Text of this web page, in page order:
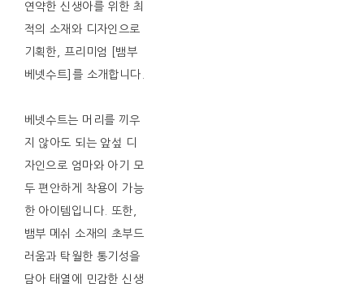
연약한 신생아를 위한 최
적의 소재와 디자인으로
기획한, 프리미엄 [뱀부
베넷수트]를 소개합니다.
베넷수트는 머리를 끼우
지 않아도 되는 앞섶 디
자인으로 엄마와 아기 모
두 편안하게 착용이 가능
한 아이템입니다. 또한,
뱀부 메쉬 소재의 초부드
러움과 탁월한 통기성을
담아 태열에 민감한 신생